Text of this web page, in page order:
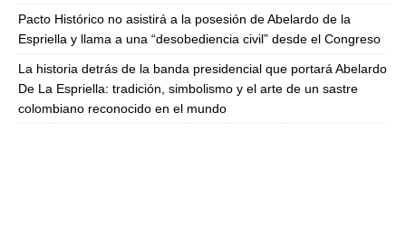
Pacto Histórico no asistirá a la posesión de Abelardo de la
Espriella y llama a una “desobediencia civil” desde el Congreso
La historia detrás de la banda presidencial que portará Abelardo
De La Espriella: tradición, simbolismo y el arte de un sastre
colombiano reconocido en el mundo